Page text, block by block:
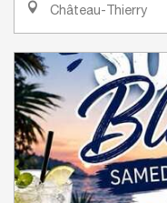
Château-Thierry